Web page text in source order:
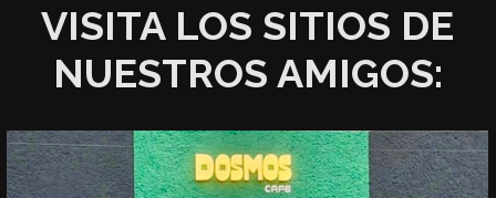
VISITA LOS SITIOS DE
NUESTROS AMIGOS: